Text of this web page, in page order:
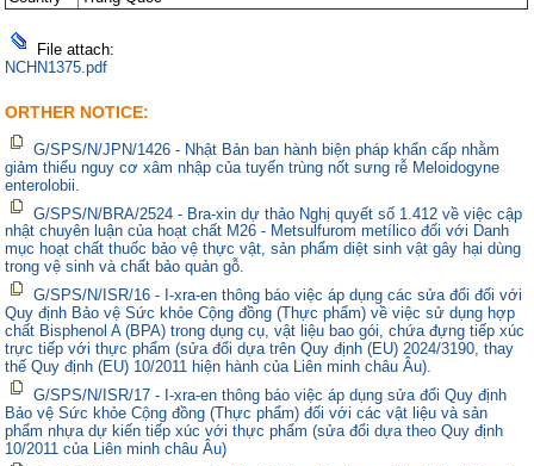
File attach:
NCHN1375.pdf
ORTHER NOTICE:
G/SPS/N/JPN/1426 - Nhật Bản ban hành biện pháp khẩn cấp nhằm
giảm thiểu nguy cơ xâm nhập của tuyến trùng nốt sưng rễ Meloidogyne
enterolobii.
G/SPS/N/BRA/2524 - Bra-xin dự thảo Nghị quyết số 1.412 về việc cập
nhật chuyên luận của hoạt chất M26 - Metsulfurom metílico đối với Danh
mục hoạt chất thuốc bảo vệ thực vật, sản phẩm diệt sinh vật gây hại dùng
trong vệ sinh và chất bảo quản gỗ.
G/SPS/N/ISR/16 - I-xra-en thông báo việc áp dụng các sửa đổi đối với
Quy định Bảo vệ Sức khỏe Cộng đồng (Thực phẩm) về việc sử dụng hợp
chất Bisphenol A (BPA) trong dụng cụ, vật liệu bao gói, chứa đựng tiếp xúc
trực tiếp với thực phẩm (sửa đổi dựa trên Quy định (EU) 2024/3190, thay
thế Quy định (EU) 10/2011 hiện hành của Liên minh châu Âu).
G/SPS/N/ISR/17 - I-xra-en thông báo việc áp dụng sửa đổi Quy định
Bảo vệ Sức khỏe Cộng đồng (Thực phẩm) đối với các vật liệu và sản
phẩm nhựa dự kiến tiếp xúc với thực phẩm (sửa đổi dựa theo Quy định
10/2011 của Liên minh châu Âu)